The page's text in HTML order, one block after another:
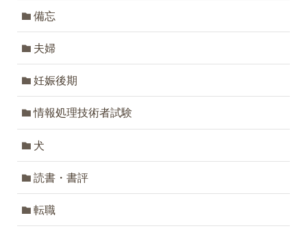
備忘
夫婦
妊娠後期
情報処理技術者試験
犬
読書・書評
転職